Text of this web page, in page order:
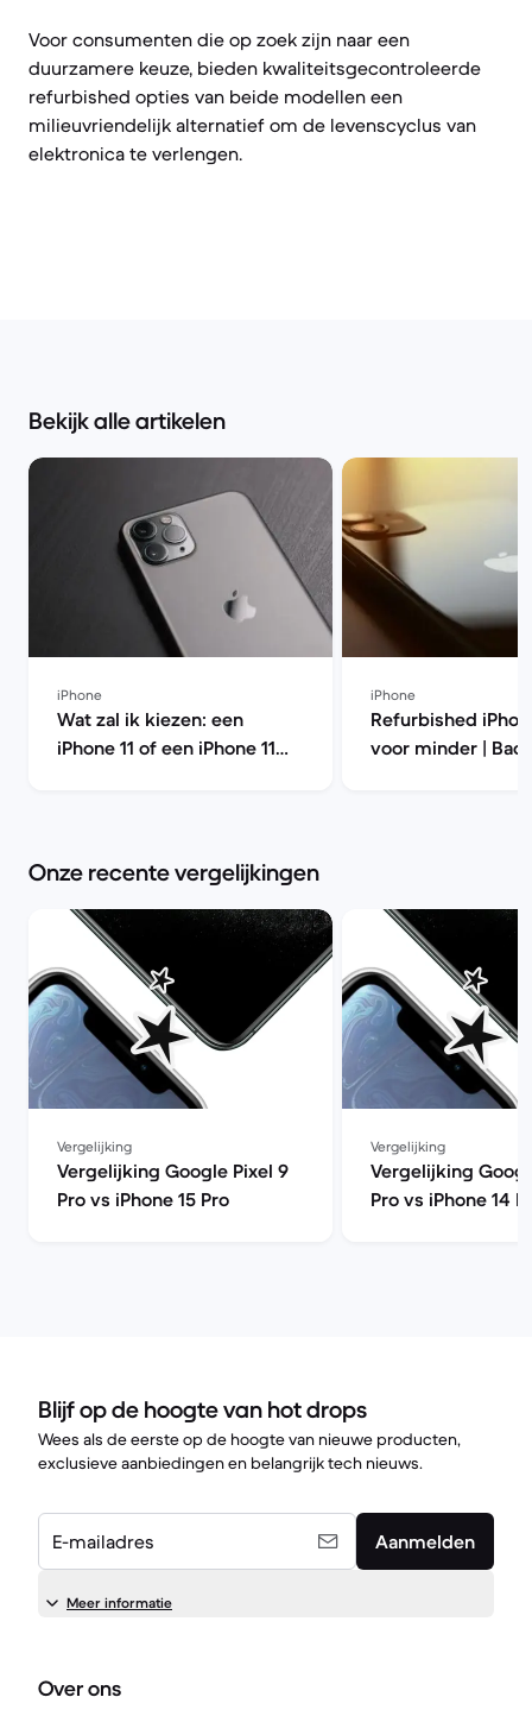
Voor consumenten die op zoek zijn naar een
duurzamere keuze, bieden kwaliteitsgecontroleerde
refurbished opties van beide modellen een
milieuvriendelijk alternatief om de levenscyclus van
elektronica te verlengen.
Bekijk alle artikelen
iPhone
Wat zal ik kiezen: een
iPhone 11 of een iPhone 11
iPhone
Refurbished
voor minder |
Onze recente vergelijkingen
Vergelijking
Vergelijking Google Pixel 9
Pro vs iPhone 15 Pro
Vergelijking
Vergelijking
Pro vs iPhone 14
Blijf op de hoogte van hot drops
Wees als de eerste op de hoogte van nieuwe producten,
exclusieve aanbiedingen en belangrijk tech nieuws.
E-mailadres Aanmelden
Meer informatie
Over ons